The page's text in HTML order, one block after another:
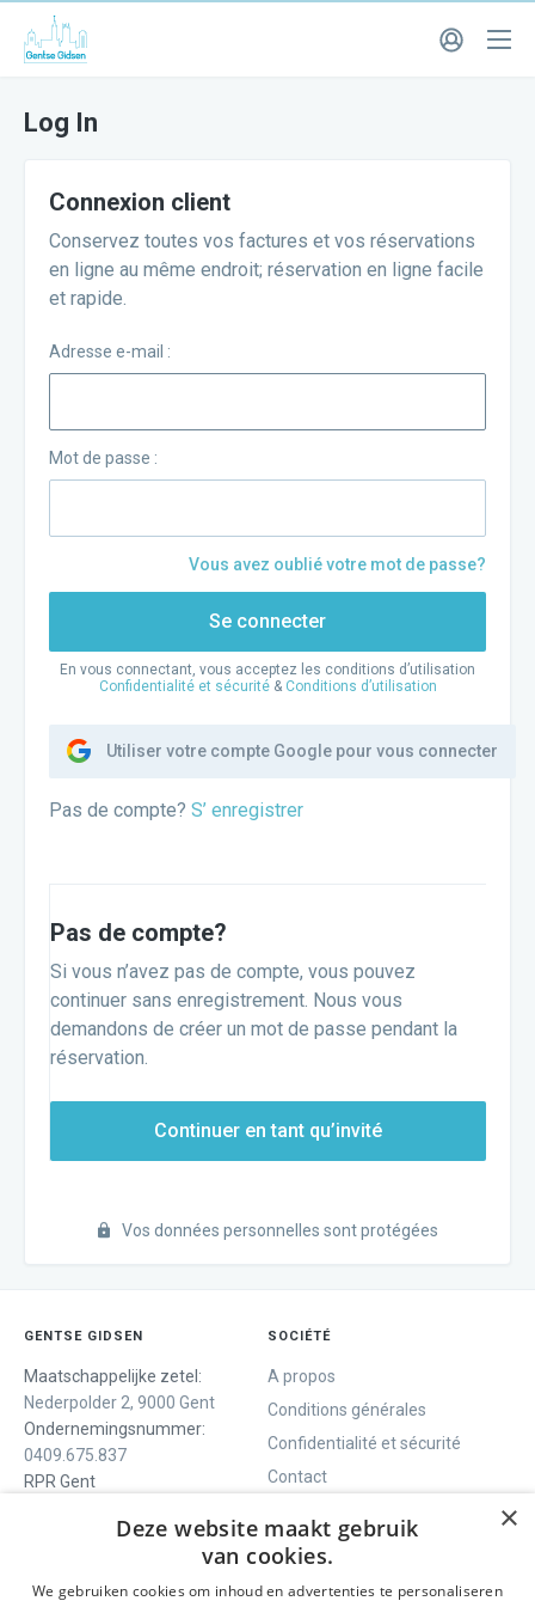
Log In
Connexion client
Conservez toutes vos factures et vos réservations
en ligne au même endroit; réservation en ligne facile
et rapide.
Adresse e-mail :
Mot de passe :
Vous avez oublié votre mot de passe?
Se connecter
En vous connectant, vous acceptez les conditions d’utilisation
Confidentialité et sécurité& Conditions d’utilisation
Utiliser votre compte Google pour vous connecter
Pas de compte? S’ enregistrer
Pas de compte?
Si vous n’avez pas de compte, vous pouvez
continuer sans enregistrement. Nous vous
demandons de créer un mot de passe pendant la
réservation.
Continuer en tant qu’invité
Vos données personnelles sont protégées
GENTSE GIDSEN
Maatschappelijke zetel:
Nederpolder 2, 9000 Gent
Ondernemingsnummer:
0409.675.837
RPR Gent
SOCIÉTÉ
A propos
Conditions générales
Confidentialité et sécurité
Contact
SOCIALS
×
Deze website maakt gebruik
van cookies.
We gebruiken cookies om inhoud en advertenties te personaliseren